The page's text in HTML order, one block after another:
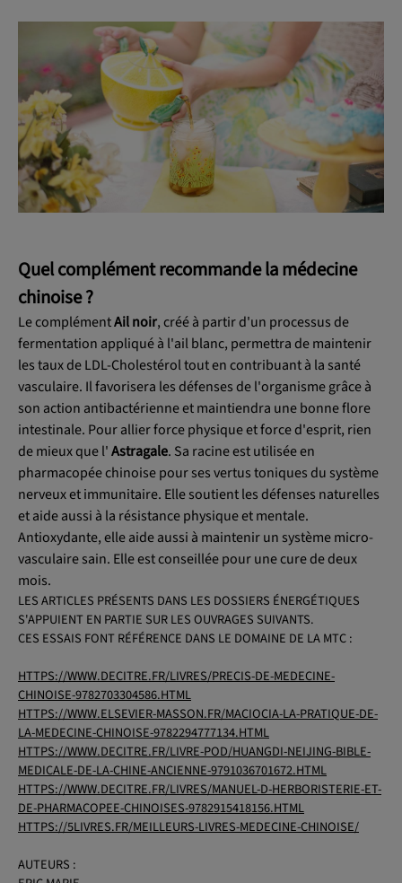
Quel complément recommande la médecine
chinoise ?
Le complémentAil noir, créé à partir d'un processus de
fermentation appliqué à l'ail blanc, permettra de maintenir
les taux de LDL-Cholestérol tout en contribuant à la santé
vasculaire. Il favorisera les défenses de l'organisme grâce à
son action antibactérienne et maintiendra une bonne flore
intestinale. Pour allier force physique et force d'esprit, rien
de mieux que l'Astragale. Sa racine est utilisée en
pharmacopée chinoise pour ses vertus toniques du système
nerveux et immunitaire. Elle soutient les défenses naturelles
et aide aussi à la résistance physique et mentale.
Antioxydante, elle aide aussi à maintenir un système micro-
vasculaire sain. Elle est conseillée pour une cure de deux
mois.
LES ARTICLES PRÉSENTS DANS LES DOSSIERS ÉNERGÉTIQUES
S'APPUIENT EN PARTIE SUR LES OUVRAGES SUIVANTS.
CES ESSAIS FONT RÉFÉRENCE DANS LE DOMAINE DE LA MTC :
HTTPS://WWW.DECITRE.FR/LIVRES/PRECIS-DE-MEDECINE-
CHINOISE-9782703304586.HTML
HTTPS://WWW.ELSEVIER-MASSON.FR/MACIOCIA-LA-PRATIQUE-DE-
LA-MEDECINE-CHINOISE-9782294777134.HTML
HTTPS://WWW.DECITRE.FR/LIVRE-POD/HUANGDI-NEIJING-BIBLE-
MEDICALE-DE-LA-CHINE-ANCIENNE-9791036701672.HTML
HTTPS://WWW.DECITRE.FR/LIVRES/MANUEL-D-HERBORISTERIE-ET-
DE-PHARMACOPEE-CHINOISES-9782915418156.HTML
HTTPS://5LIVRES.FR/MEILLEURS-LIVRES-MEDECINE-CHINOISE/
AUTEURS :